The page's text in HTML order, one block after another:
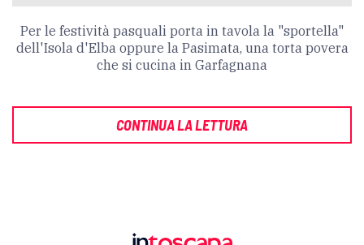
Per le festività pasquali porta in tavola la "sportella"
dell'Isola d'Elba oppure la Pasimata, una torta povera
che si cucina in Garfagnana
CONTINUA LA LETTURA